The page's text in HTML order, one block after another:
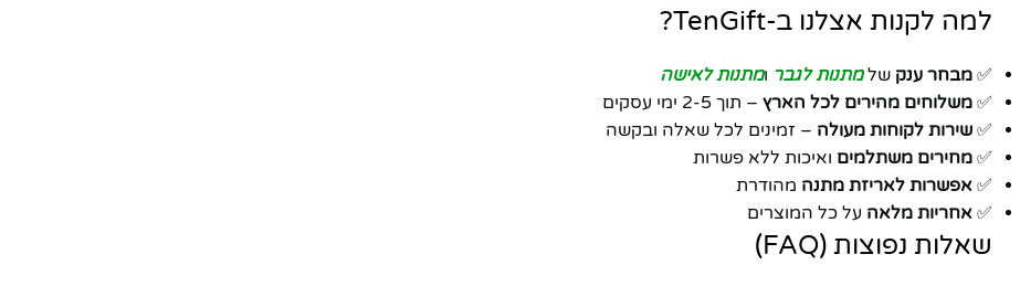
למה לקנות אצלנו ב-TenGift?
✅ מבחר ענק שלמתנות לגבר ומתנות לאישה
✅ משלוחים מהירים לכל הארץ – תוך 2-5 ימי עסקים
✅ שירות לקוחות מעולה – זמינים לכל שאלה ובקשה
✅ מחירים משתלמים ואיכות ללא פשרות
✅ אפשרות לאריזת מתנה מהודרת
✅ אחריות מלאה על כל המוצרים
שאלות נפוצות (FAQ)